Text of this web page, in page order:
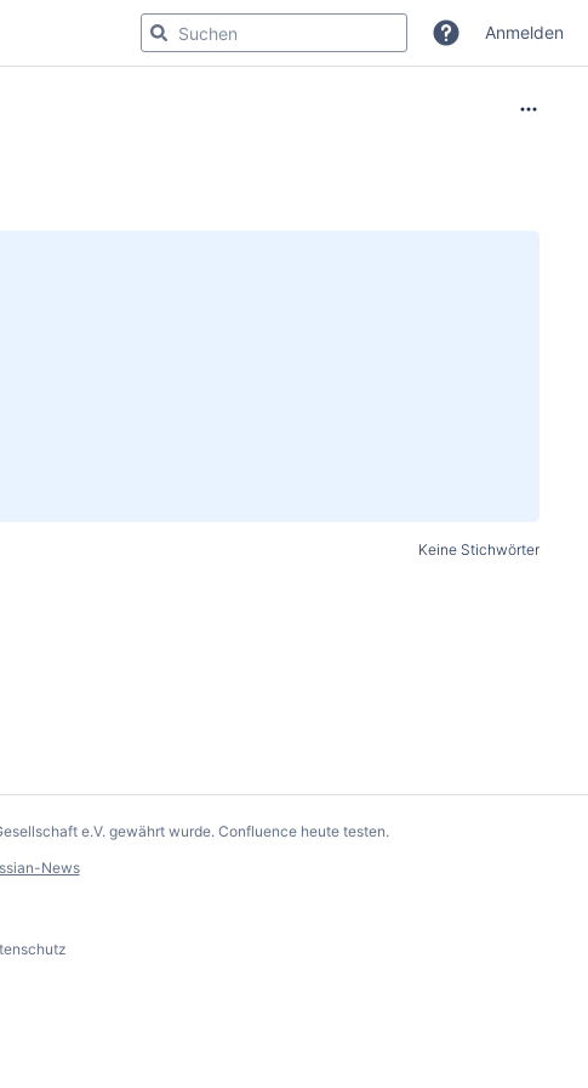
Anmelden
Keine Stichwörter
e.V. gewährt wurde. Confluence heute testen.
News